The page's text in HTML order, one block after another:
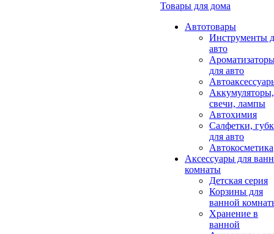
Товары для дома
Автотовары
Инструменты
авто
для авто
Аккумуляторы,
свечи, лампы
Автохимия
Салфетки,
для авто
Автокосметика
Аксессуары для
комнаты
Детская серия
Корзины для
ванной
Хранение в
ванной